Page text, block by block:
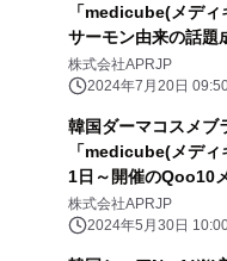
「medicube(メディ
サーモン由来の話題
「PDRNピンクペプ
「PDRNピンクコラ
株式会社APRJP
2024年7月20日
韓国ダーマコスメブ
「medicube(メディ
1日～開催のQoo10
美容成分配合商品を
セットを販売！
株式会社APRJP
2024年5月30日